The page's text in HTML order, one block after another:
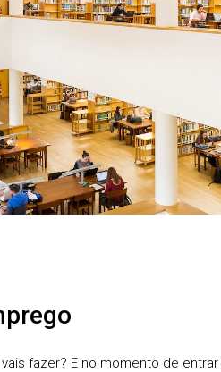
fazer? E no momento de entrar